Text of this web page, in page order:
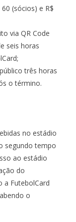
(sócios) e R$
via QR Code
seis horas
três horas
o término.
no estádio
segundo tempo
ao estádio
do
a FutebolCard
o